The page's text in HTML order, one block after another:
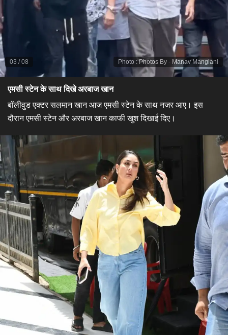
Photo : Photos By - Manav Manglani
03 /08
​एमसी स्टेन के साथ दिखे अरबाज खान
बॉलीवुड एक्टर सलमान खान आज एमसी स्टेन के साथ नजर आए। इस
दौरान एमसी स्टेन और अरबाज खान काफी खुश दिखाई दिए।